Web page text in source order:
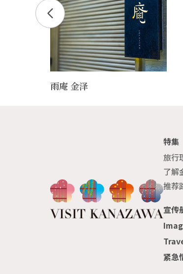
雨庵 金泽
特集
旅行
了解
推荐
宣传
紧急